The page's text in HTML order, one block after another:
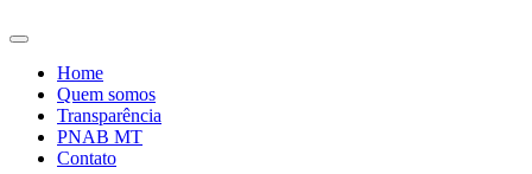
Home
Quem somos
Transparência
PNAB MT
Contato